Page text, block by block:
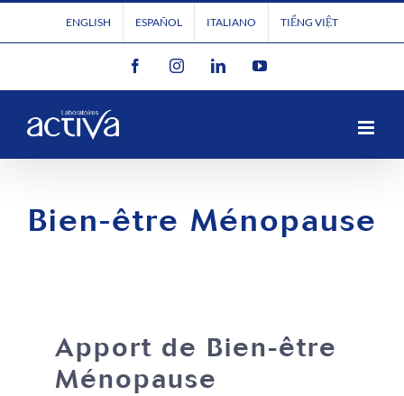
au
ENGLISH ESPAÑOL ITALIANO TIẾNG VIỆT
FacebookInstagramLinkedInYouTube
Bien-être Ménopause
Apport de Bien-être
Ménopause